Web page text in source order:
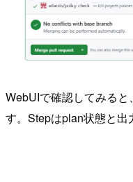
WebUIで確認してみる
す。Stepはplan状態と出